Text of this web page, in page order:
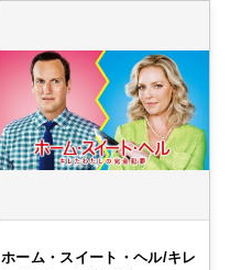
ホーム・スイート・ヘル/キレ